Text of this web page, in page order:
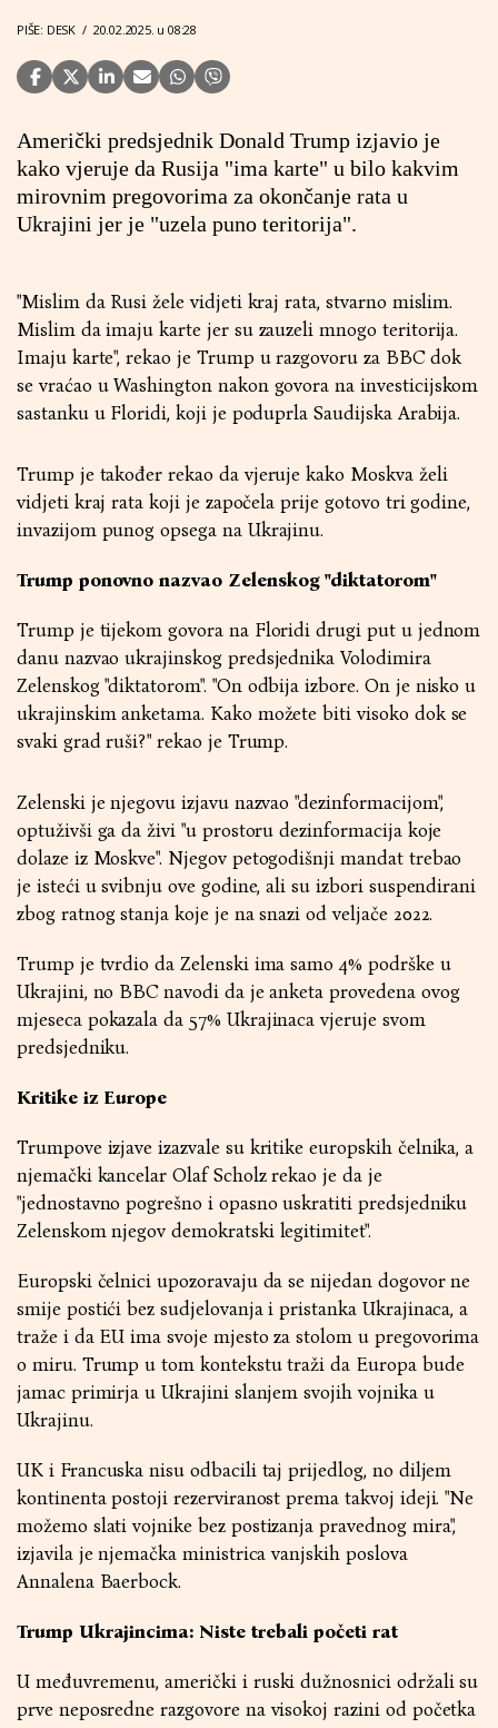
PIŠE: DESK / 20.02.2025. u 08:28
Američki predsjednik Donald Trump izjavio je
kako vjeruje da Rusija "ima karte" u bilo kakvim
mirovnim pregovorima za okončanje rata u
Ukrajini jer je "uzela puno teritorija".
"Mislim da Rusi žele vidjeti kraj rata, stvarno mislim.
Mislim da imaju karte jer su zauzeli mnogo teritorija.
Imaju karte", rekao je Trump u razgovoru za BBC dok
se vraćao u Washington nakon govora na investicijskom
sastanku u Floridi, koji je poduprla Saudijska Arabija.
Trump je također rekao da vjeruje kako Moskva želi
vidjeti kraj rata koji je započela prije gotovo tri godine,
invazijom punog opsega na Ukrajinu.
Trump ponovno nazvao Zelenskog "diktatorom"
Trump je tijekom govora na Floridi drugi put u jednom
danu nazvao ukrajinskog predsjednika Volodimira
Zelenskog "diktatorom". "On odbija izbore. On je nisko u
ukrajinskim anketama. Kako možete biti visoko dok se
svaki grad ruši?" rekao je Trump.
Zelenski je njegovu izjavu nazvao "dezinformacijom",
optuživši ga da živi "u prostoru dezinformacija koje
dolaze iz Moskve". Njegov petogodišnji mandat trebao
je isteći u svibnju ove godine, ali su izbori suspendirani
zbog ratnog stanja koje je na snazi od veljače 2022.
Trump je tvrdio da Zelenski ima samo 4% podrške u
Ukrajini, no BBC navodi da je anketa provedena ovog
mjeseca pokazala da 57% Ukrajinaca vjeruje svom
predsjedniku.
Kritike iz Europe
Trumpove izjave izazvale su kritike europskih čelnika, a
njemački kancelar Olaf Scholz rekao je da je
"jednostavno pogrešno i opasno uskratiti predsjedniku
Zelenskom njegov demokratski legitimitet".
Europski čelnici upozoravaju da se nijedan dogovor ne
smije postići bez sudjelovanja i pristanka Ukrajinaca, a
traže i da EU ima svoje mjesto za stolom u pregovorima
o miru. Trump u tom kontekstu traži da Europa bude
jamac primirja u Ukrajini slanjem svojih vojnika u
Ukrajinu.
UK i Francuska nisu odbacili taj prijedlog, no diljem
kontinenta postoji rezerviranost prema takvoj ideji. "Ne
možemo slati vojnike bez postizanja pravednog mira",
izjavila je njemačka ministrica vanjskih poslova
Annalena Baerbock.
Trump Ukrajincima: Niste trebali početi rat
U međuvremenu, američki i ruski dužnosnici održali su
prve neposredne razgovore na visokoj razini od početka